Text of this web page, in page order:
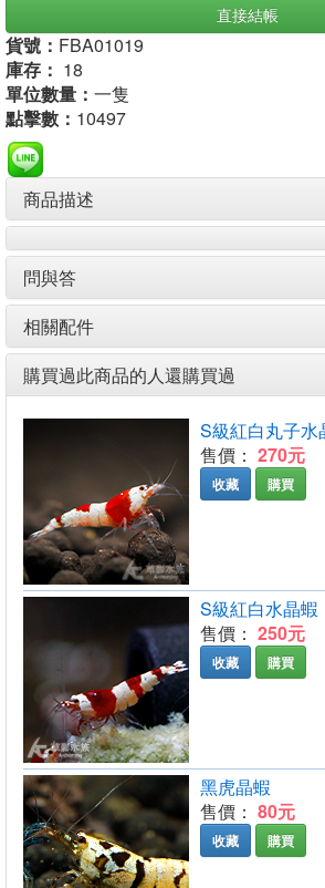
直接結帳
貨號： FBA01019
庫存： 18
單位數量： 一隻
點擊數： 10497
商品描述
問與答
相關配件
購買過此商品的人還購買過
S級紅白丸子水
售價： 270元
收藏 購買
S級紅白水晶蝦
售價： 250元
收藏 購買
黑虎晶蝦
售價： 80元
收藏 購買